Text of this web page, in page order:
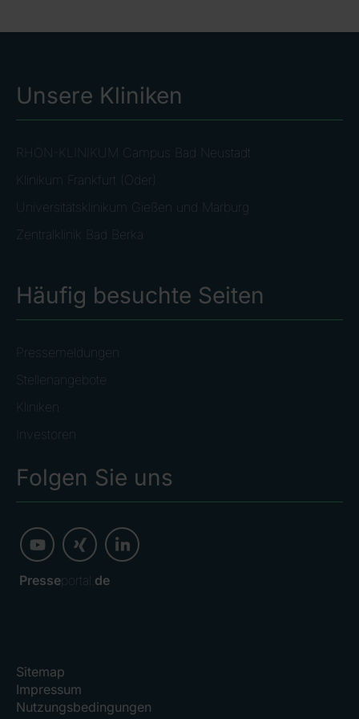
Unsere Kliniken
RHÖN-KLINIKUM Campus Bad Neustadt
Klinikum Frankfurt (Oder)
Universitätsklinikum Gießen und Marburg
Zentralklinik Bad Berka
Häufig besuchte Seiten
Pressemeldungen
Stellenangebote
Kliniken
Investoren
Folgen Sie uns
Presseportal. de
Sitemap
Impressum
Nutzungsbedingungen